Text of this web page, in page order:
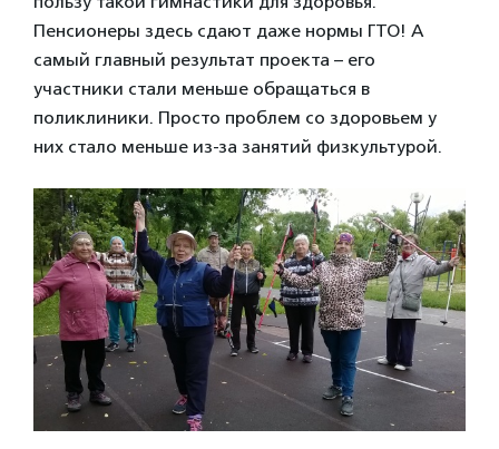
Пенсионеры здесь сдают даже нормы ГТО! А
самый главный результат проекта – его
участники стали меньше обращаться в
поликлиники. Просто проблем со здоровьем у
них стало меньше из-за занятий физкультурой.